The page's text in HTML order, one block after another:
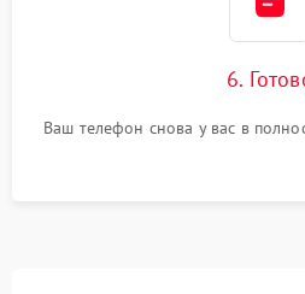
6.
Ваш телефон снова у вас в